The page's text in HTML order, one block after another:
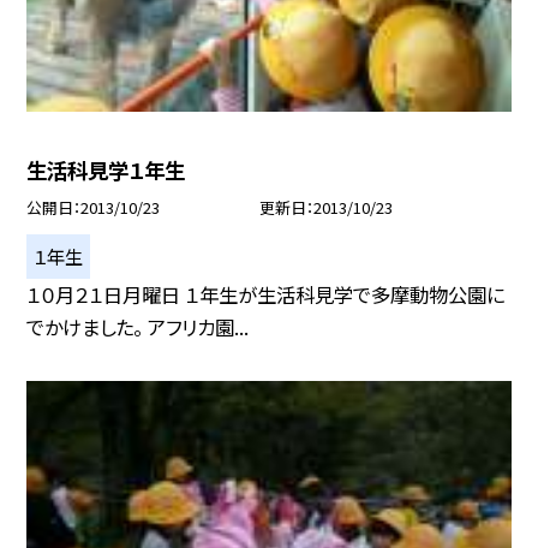
生活科見学１年生
公開日 2013/10/23 更新日 2013/10/23
１年生
１０月２１日月曜日 １年生が生活科見学で多摩動物公園に
でかけました。 アフリカ園...